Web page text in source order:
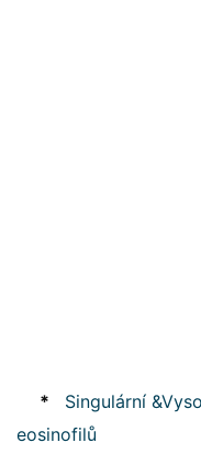
*
Singulární
eosinofilů